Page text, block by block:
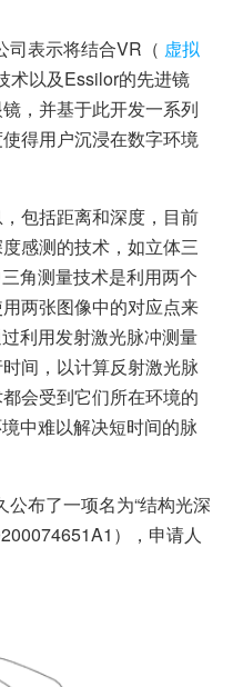
司表示将结合VR（ 虚拟
术以及Essilor的先进镜
，并基于此开发一系列
得用户沉浸在数字环境
包括距离和深度，目前
感测的技术，如立体三
角测量技术是利用两个
两张图像中的对应点来
利用发射激光脉冲测量
间，以计算反射激光脉
会受到它们所在环境的
中难以解决短时间的脉
布了一项名为“结构光深
），申请人